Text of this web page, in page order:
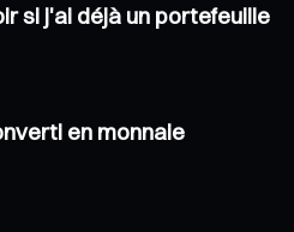
si j'ai déjà un portefeuille
en monnaie